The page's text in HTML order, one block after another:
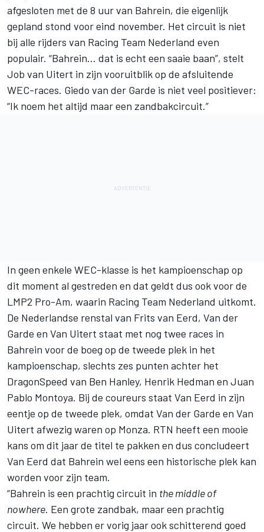
afgesloten met de 8 uur van Bahrein, die eigenlijk
gepland stond voor eind november. Het circuit is niet
bij alle rijders van Racing Team Nederland even
populair. “Bahrein… dat is echt een saaie baan”, stelt
Job van Uitert in zijn vooruitblik op de afsluitende
WEC-races. Giedo van der Garde is niet veel positiever:
“Ik noem het altijd maar een zandbakcircuit.”
In geen enkele WEC-klasse is het kampioenschap op
dit moment al gestreden en dat geldt dus ook voor de
LMP2 Pro-Am, waarin Racing Team Nederland uitkomt.
De Nederlandse renstal van Frits van Eerd, Van der
Garde en Van Uitert staat met nog twee races in
Bahrein voor de boeg op de tweede plek in het
kampioenschap, slechts zes punten achter het
DragonSpeed van Ben Hanley, Henrik Hedman en Juan
Pablo Montoya. Bij de coureurs staat Van Eerd in zijn
eentje op de tweede plek, omdat Van der Garde en Van
Uitert afwezig waren op Monza. RTN heeft een mooie
kans om dit jaar de titel te pakken en dus concludeert
Van Eerd dat Bahrein wel eens een historische plek kan
worden voor zijn team.
“Bahrein is een prachtig circuit in the middle of
nowhere. Een grote zandbak, maar een prachtig
circuit. We hebben er vorig jaar ook schitterend goed